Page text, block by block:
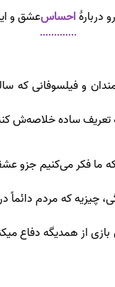
دربارۀاحساسعشق و
و فیلسوفانی
تعریف ساده خلاصه‌ش
که ما فکر می‌کنیم
که مردم
از همدیگه دفاع